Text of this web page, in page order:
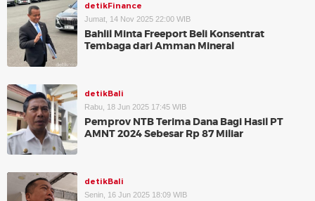
detikFinance
Jumat, 14 Nov 2025 22:00 WIB
Bahlil Minta Freeport Beli Konsentrat
Tembaga dari Amman Mineral
detikBali
Rabu, 18 Jun 2025 17:45 WIB
Pemprov NTB Terima Dana Bagi Hasil PT
AMNT 2024 Sebesar Rp 87 Miliar
detikBali
Senin, 16 Jun 2025 18:09 WIB